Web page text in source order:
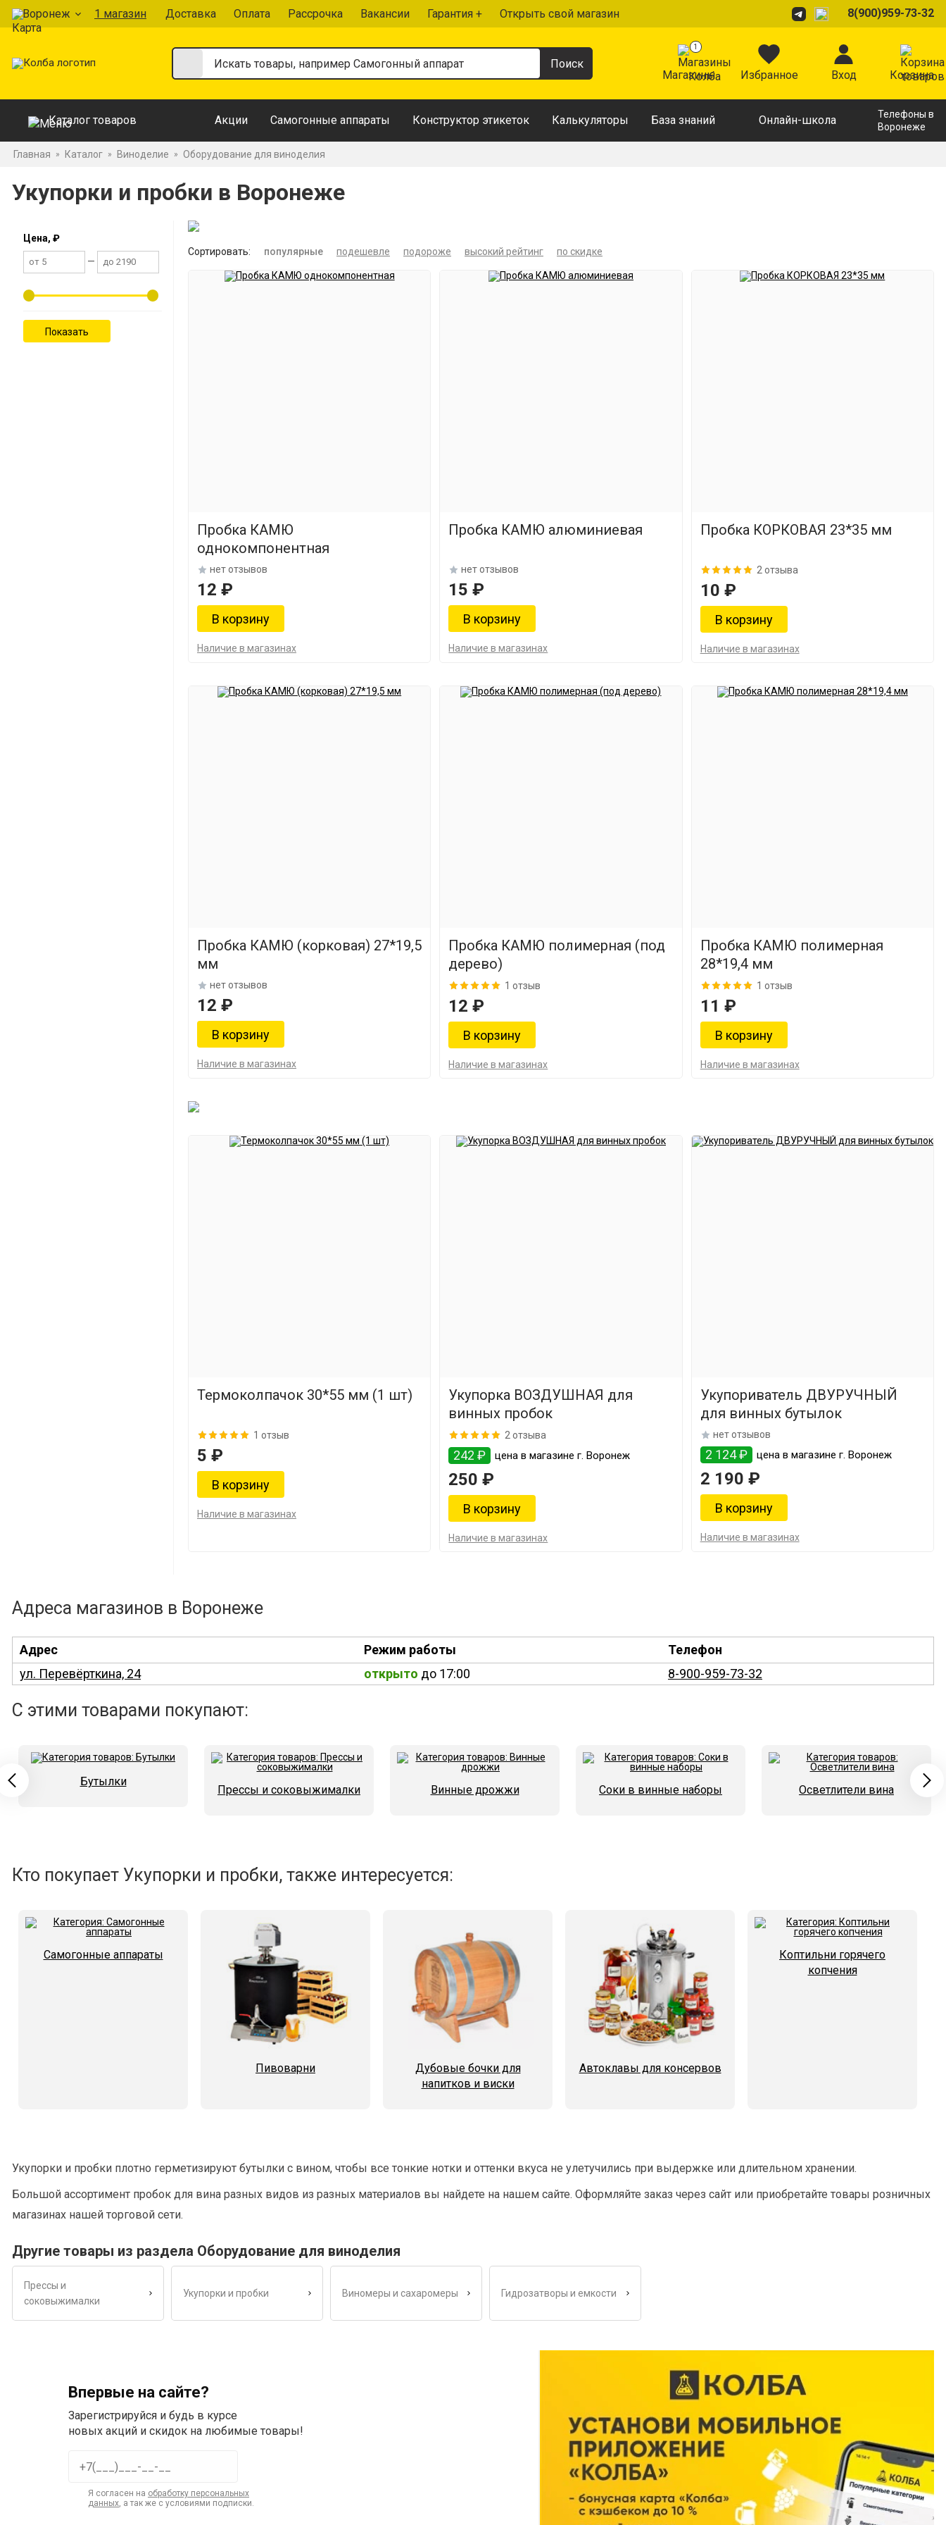
Воронеж 1 магазин Доставка Оплата Рассрочка Вакансии Гарантия + Открыть свой магазин 8(900)959-73-32
1
Магазины Избранное Вход Корзина
Каталог товаров Акции Самогонные аппараты Конструктор этикеток Калькуляторы База знаний Онлайн-школа
Телефоны в
Воронеже
Главная » Каталог » Виноделие » Оборудование для виноделия
Укупорки и пробки в Воронеже
Цена, ₽
—
Сортировать: популярные подешевле подороже высокий рейтинг по скидке
Пробка КАМЮ
однокомпонентная
нет отзывов
12 ₽
Наличие в магазинах
Пробка КАМЮ алюминиевая
нет отзывов
15 ₽
Наличие в магазинах
Пробка КОРКОВАЯ 23*35 мм
2 отзыва
10 ₽
Наличие в магазинах
Пробка КАМЮ (корковая) 27*19,5
мм
нет отзывов
12 ₽
Наличие в магазинах
Пробка КАМЮ полимерная (под
дерево)
1 отзыв
12 ₽
Наличие в магазинах
Пробка КАМЮ полимерная
28*19,4 мм
1 отзыв
11 ₽
Наличие в магазинах
Термоколпачок 30*55 мм (1 шт)
1 отзыв
5 ₽
Наличие в магазинах
Укупорка ВОЗДУШНАЯ для
винных пробок
2 отзыва
242 ₽ цена в магазине г. Воронеж
250 ₽
Наличие в магазинах
Укупориватель ДВУРУЧНЫЙ
для винных бутылок
нет отзывов
2 124 ₽ цена в магазине г. Воронеж
2 190 ₽
Наличие в магазинах
Адреса магазинов в Воронеже
Адрес Режим работы
Телефон
ул. Перевёрткина, 24
открыто до 17:00 8-900-959-73-32
С этими товарами покупают:
Бутылки
Прессы и соковыжималки Винные дрожжи Соки в винные наборы Осветлители вина
Кто покупает Укупорки и пробки, также интересуется:
Самогонные аппараты
Пивоварни
Дубовые бочки для
напитков и виски
Автоклавы для консервов
Коптильни горячего
копчения
Укупорки и пробки плотно герметизируют бутылки с вином, чтобы все тонкие нотки и оттенки вкуса не улетучились при выдержке или длительном хранении.
Большой ассортимент пробок для вина разных видов из разных материалов вы найдете на нашем сайте. Оформляйте заказ через сайт или приобретайте товары розничных
магазинах нашей торговой сети.
Другие товары из раздела Оборудование для виноделия
Прессы и
соковыжималки
Укупорки и пробки Виномеры и сахаромеры Гидрозатворы и емкости
Впервые на сайте?
Зарегистрируйся и будь в курсе
новых акций и скидок на любимые товары!
Я согласен на обработку персональных
данных, а так же с условиями подписки.